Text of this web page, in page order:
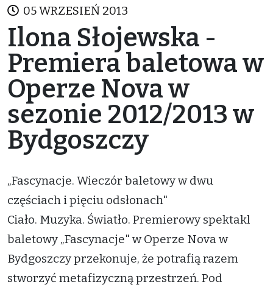
05 WRZESIEŃ 2013
Ilona Słojewska -
Premiera baletowa w
Operze Nova w
sezonie 2012/2013 w
Bydgoszczy
„Fascynacje. Wieczór baletowy w dwu
częściach i pięciu odsłonach"
Ciało. Muzyka. Światło. Premierowy spektakl
baletowy „Fascynacje" w Operze Nova w
Bydgoszczy przekonuje, że potrafią razem
stworzyć metafizyczną przestrzeń. Pod